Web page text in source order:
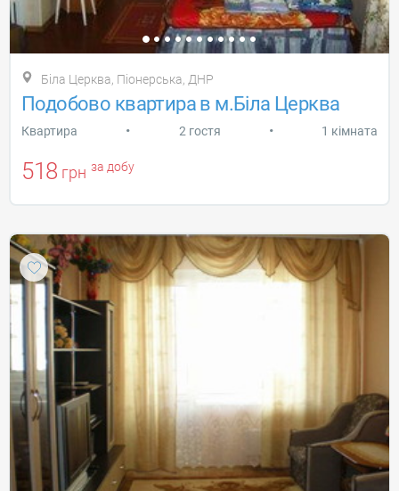
Біла Церква, Піонерська, ДНР
Подобово квартира в м.Біла Церква
Квартира • 2 гостя • 1 кімната
518 грн за добу